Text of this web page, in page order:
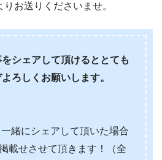
りお送りくださいませ。
をシェアして頂けるととても
ろしくお願いします。
緒にシェアして頂いた場合
載せさせて頂きます！（全